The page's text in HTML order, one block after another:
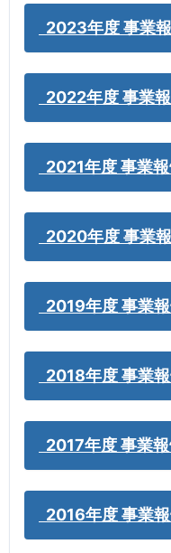
2023年度 事業
2022年度 事業
2021年度 事業
2020年度 事業
2019年度 事業
2018年度 事業
2017年度 事業
2016年度 事業